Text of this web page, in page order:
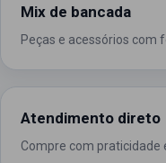
Mix de bancada
Peças e acessórios com
Atendimento direto
Compre com praticidade